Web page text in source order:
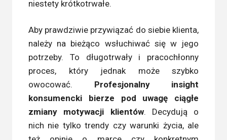
niestety krótkotrwałe.
Aby prawdziwie przywiązać do siebie klienta,
należy na bieżąco wsłuchiwać się w jego
potrzeby. To długotrwały i pracochłonny
proces, który jednak może szybko
owocować. Profesjonalny insight
konsumencki bierze pod uwagę ciągłe
zmiany motywacji klientów. Decydują o
nich nie tylko trendy czy warunki życia, ale